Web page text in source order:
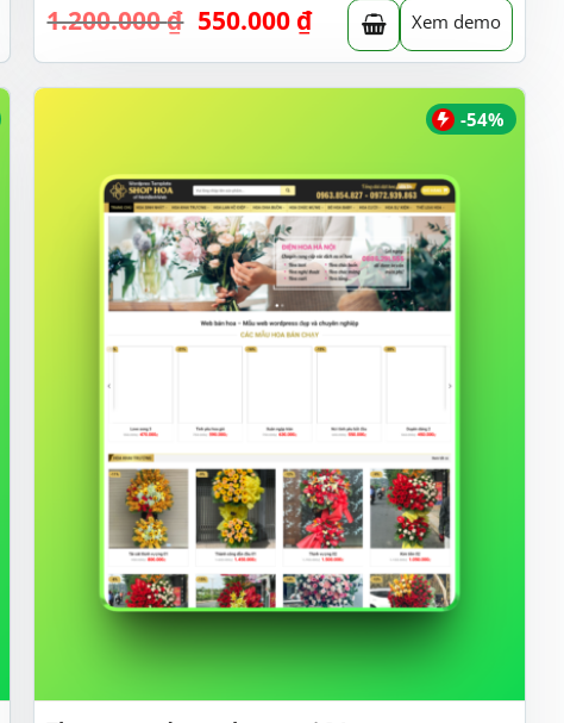
1.200.000₫ Giá
là:
1.200.000 ₫.
550.000 ₫Giá
hiện
tại
là:
Xem demo
-54%